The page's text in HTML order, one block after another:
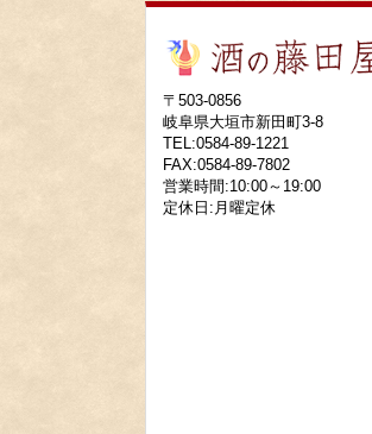
〒503-0856
岐阜県大垣市新田町3-8
TEL:0584-89-1221
FAX:0584-89-7802
営業時間:10:00～19:00
定休日:月曜定休